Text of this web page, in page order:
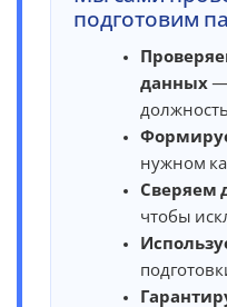
подготовим
данных —
нужном
Сверяем
чтобы